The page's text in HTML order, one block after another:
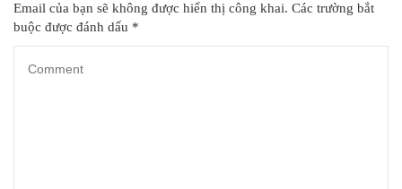
Email của bạn sẽ không được hiển thị công khai. Các trường bắt
buộc được đánh dấu *